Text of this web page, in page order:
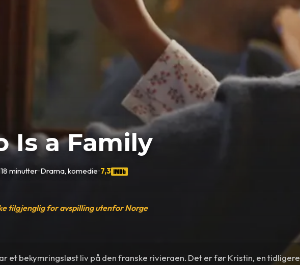
Is a Family
minutter•Drama, komedie•7,3
tilgjenglig for avspilling utenfor Norge
et bekymringsløst liv på den franske rivieraen. Det er før Kristin, en tidligere